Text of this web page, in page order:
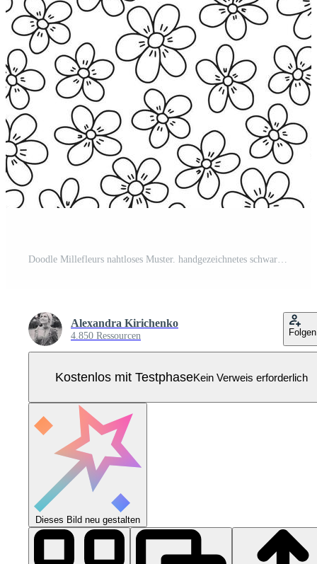
Doodle Millefleurs nahtloses Muster. handgezeichnetes schwarz-weißes Blumenmuster Pro Vektor
Alexandra Kirichenko
4.850 Ressourcen Folgen
Kostenlos mit TestphaseKein Verweis erforderlich
Dieses Bild neu gestalten